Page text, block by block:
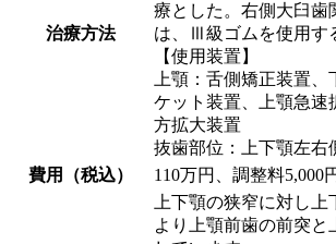
治療方法
療とした。右側大臼
は、Ⅲ級ゴムを使用す
【使用装置】
上顎：舌側矯正装置
ケット装置、上顎急速
方拡大装置
抜歯部位：上下顎左右
費用（税込）
110万円、調整料5,000
上下顎の狭窄に対し
より上顎前歯の前突と